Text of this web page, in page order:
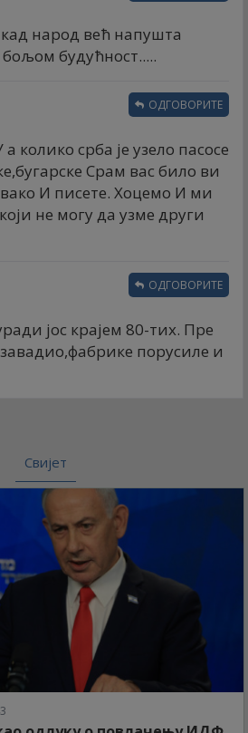
народ већ напушта
будућност.....
колико срба је узело пасосе
Срам вас било ви
И писете. Хоцемо И ми
не могу да узме други
ОДГОВОРИТЕ
јос крајем 80-тих. Пре
порусиле и
ОДГОВОРИТЕ
Свијет